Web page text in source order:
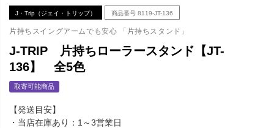
J・Trip（ジェイ・トリップ） 商品番号 8119-JT-136
片持ちスイングアームでも安心 「片持ちスタンド」
J-TRIP 片持ちローラースタンド【JT-
136】 全5色
取寄可能商品
【発送目安】
・当店在庫あり：1～3営業日